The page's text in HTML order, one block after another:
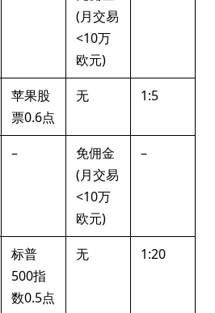
(月交易
<10万
欧元)
苹果股
票0.6点
无 1:5
–
免佣金
(月交易
<10万
欧元)
–
标普
500指
数0.5点
无 1:20